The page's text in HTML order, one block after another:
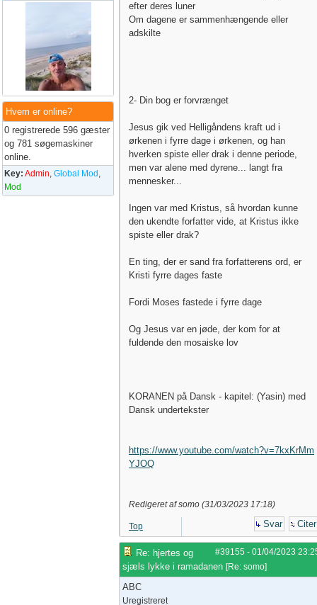
Hvem er online?
0 registrerede 596 gæster
og 781 søgemaskiner
online.
Key: Admin, Global Mod ,
Mod
efter deres luner
Om dagene er sammenhængende eller
adskilte
2- Din bog er forvrænget
Jesus gik ved Helligåndens kraft ud i
ørkenen i fyrre dage i ørkenen, og han
hverken spiste eller drak i denne periode,
men var alene med dyrene... langt fra
mennesker...
Ingen var med Kristus, så hvordan kunne
den ukendte forfatter vide, at Kristus ikke
spiste eller drak?
En ting, der er sand fra forfatterens ord, er
Kristi fyrre dages faste
Fordi Moses fastede i fyrre dage
Og Jesus var en jøde, der kom for at
fuldende den mosaiske lov
KORANEN på Dansk - kapitel: (Yasin) med
Dansk undertekster
https://www.youtube.com/watch?v=7kxKrMm
YJOQ
Redigeret af somo (31/03/2023 17:18)
Top Svar Citer
#39155 - 01/04/2023
Re: hjertes og
sjæls lykke i ramadanen [Re: somo]
ABC
Uregistreret